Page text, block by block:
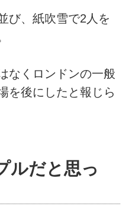
び、紙吹雪で2人を
なくロンドンの一般
を後にしたと報じら
ルだと思っ